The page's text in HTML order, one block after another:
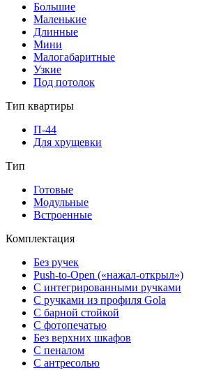
Большие
Маленькие
Длинные
Мини
Малогабаритные
Узкие
Под потолок
Тип квартиры
П-44
Для хрущевки
Тип
Готовые
Модульные
Встроенные
Комплектация
Без ручек
Push-to-Open («нажал-открыл»)
С интегрированными ручками
С ручками из профиля Gola
С барной стойкой
С фотопечатью
Без верхних шкафов
С пеналом
С антресолью